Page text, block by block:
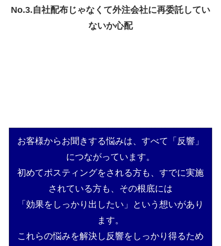
No.3.自社配布じゃなくて外注会社に再委託してい
ないか心配
お客様からお聞きする悩みは、すべて「反響」
につながっています。
初めてポスティングをされる方も、すでに実施
されている方も、その根底には
「効果をしっかり出したい」という想いがあり
ます。
これらの悩みを解決し反響をしっかり得るため